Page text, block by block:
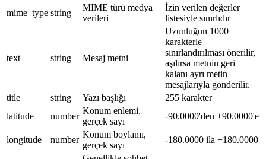
mime_type string
MIME türü medya
verileri
İzin verilen değerler
listesiyle sınırlıdır
text string Mesaj metni
Uzunluğun 1000
karakterle
sınırlandırılması önerilir,
aşılırsa metnin geri
kalanı ayrı metin
mesajlarıyla gönderilir.
title
string Yazı başlığı
255 karakter
latitude
number
Konum enlemi,
gerçek sayı
-90.0000'den +90.0000'e
longitude number
Konum boylamı,
gerçek sayı
-180.0000 ila +180.0000